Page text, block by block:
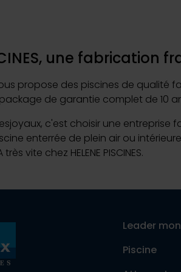
une fabrication
vous propose des piscines de
de garantie complet de 10
c'est choisir une
enterrée de plein air ou
vite chez HELENE PISCINES.
Leader
Piscine